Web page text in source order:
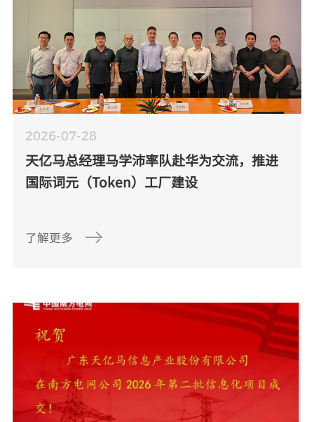
2026-07-28
天亿马总经理马学沛率队赴华为交流，推进
国际词元（Token）工厂建设
了解更多